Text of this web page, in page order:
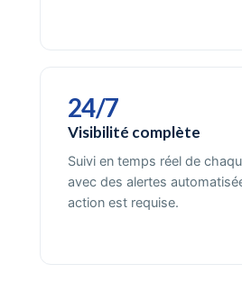
24/7
Visibilité complète
Suivi en temps réel de
avec des alertes
action est requise.